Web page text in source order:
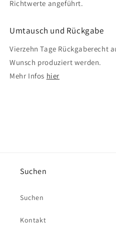
Richtwerte angeführt.
Umtausch und Rückgabe
Vierzehn Tage Rückgaberecht
Wunsch produziert werden.
Mehr Infos hier
Suchen
Suchen
Kontakt